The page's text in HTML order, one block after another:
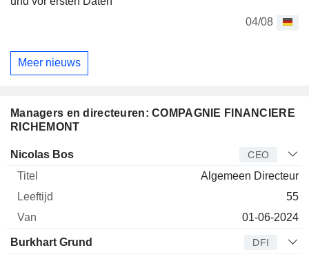
04/08
Meer nieuws
Managers en directeuren: COMPAGNIE FINANCIERE
RICHEMONT
Bedrijfsleider
Nicolas Bos CEO
Algemeen Directeur
55
01-06-2024
Burkhart Grund DFI